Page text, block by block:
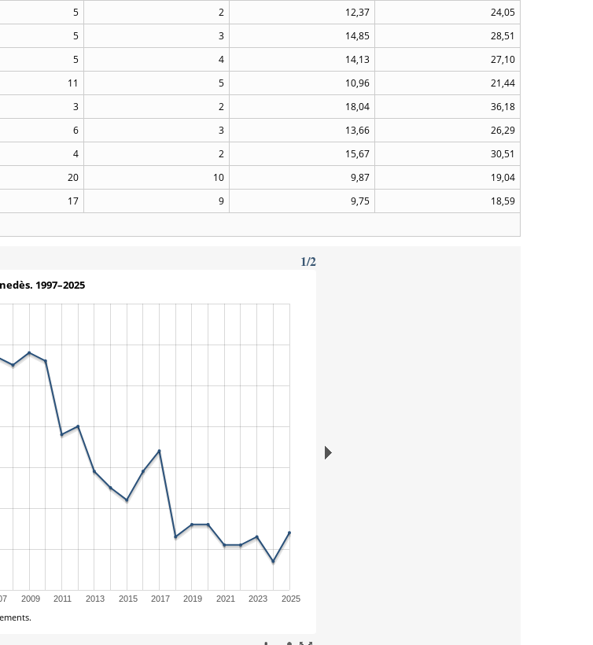
5 2 12,37
24,05
5 3 14,85
28,51
5 4 14,13
27,10
11 5 10,96
21,44
3 2 18,04
36,18
6 3 13,66
26,29
4 2 15,67
30,51
20 10 9,87
19,04
17 9 9,75
18,59